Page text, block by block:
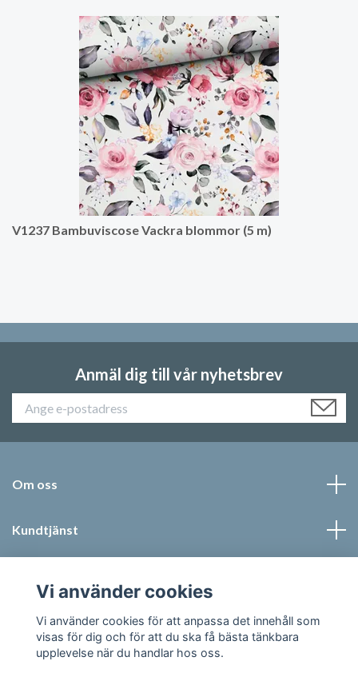
V1237 Bambuviscose Vackra blommor (5 m)
Anmäl dig till vår nyhetsbrev
Om oss
Kundtjänst
Sociala medier
Vi använder cookies
Vi använder cookies för att anpassa det innehåll som
visas för dig och för att du ska få bästa tänkbara
upplevelse när du handlar hos oss.